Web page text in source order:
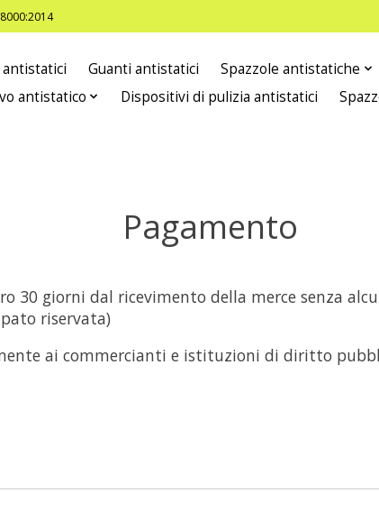
antistatici Guanti antistatici Spazzole antistatiche
antistatico
Dispositivi di pulizia antistatici
Pagamento
30 giorni dal ricevimento della merce senza
riservata)
ai commercianti e istituzioni di diritto